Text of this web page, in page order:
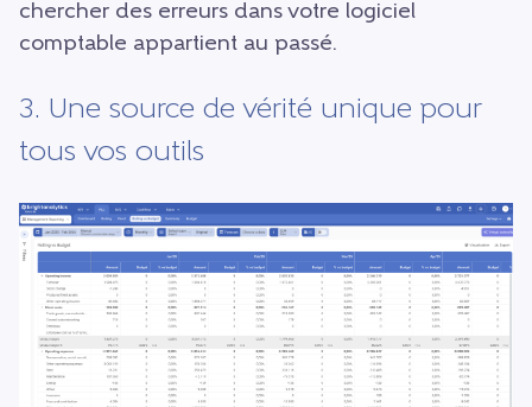
chercher des erreurs dans votre logiciel
comptable appartient au passé.
3. Une source de vérité unique pour
tous vos outils